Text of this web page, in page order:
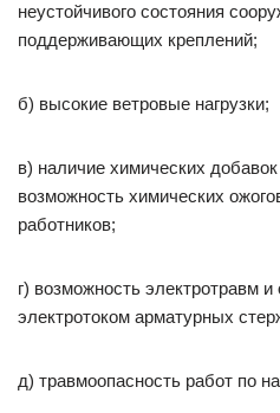
неустойчивого состояния
поддерживающих креплений;
б) высокие ветровые нагрузки;
в) наличие химических
возможность химических
работников;
г) возможность электротравм и
электротоком арматурных
д) травмоопасность работ по